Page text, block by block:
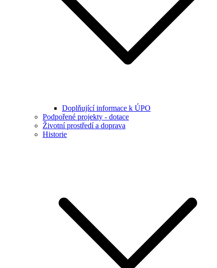
Doplňující informace k ÚPO
Podpořené projekty - dotace
Životní prostředí a doprava
Historie